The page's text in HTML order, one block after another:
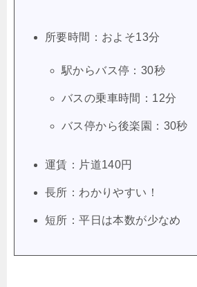
所要時間：およそ13分
駅からバス停：30秒
バスの乗車時間：12分
バス停から後楽園：30秒
運賃：片道140円
長所：わかりやすい！
短所：平日は本数が少なめ